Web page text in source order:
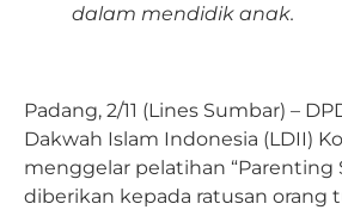
dalam mendidik anak.
Padang, 2/11 (Lines Sumbar) –
Dakwah Islam Indonesia (LDII)
menggelar pelatihan “Parenting
diberikan kepada ratusan orang